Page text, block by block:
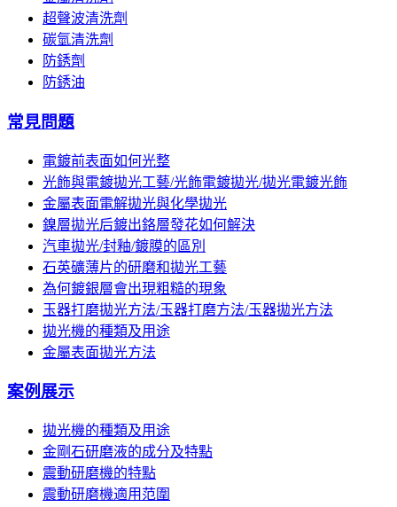
超聲波清洗劑
碳氫清洗劑
防銹劑
防銹油
常見問題
電鍍前表面如何光整
光飾與電鍍拋光工藝/光飾電鍍拋光/拋光電鍍光飾
金屬表面電解拋光與化學拋光
鎳層拋光后鍍出鉻層發花如何解決
汽車拋光/封釉/鍍膜的區別
石英礦薄片的研磨和拋光工藝
為何鍍銀層會出現粗糙的現象
玉器打磨拋光方法/玉器打磨方法/玉器拋光方法
拋光機的種類及用途
金屬表面拋光方法
案例展示
拋光機的種類及用途
金剛石研磨液的成分及特點
震動研磨機的特點
震動研磨機適用范圍